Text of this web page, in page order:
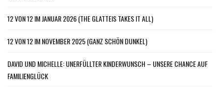
12 VON 12 IM JANUAR 2026 (THE GLATTEIS TAKES IT ALL)
12 VON 12 IM NOVEMBER 2025 (GANZ SCHÖN DUNKEL)
DAVID UND MICHELLE: UNERFÜLLTER KINDERWUNSCH – UNSERE CHANCE AUF
FAMILIENGLÜCK